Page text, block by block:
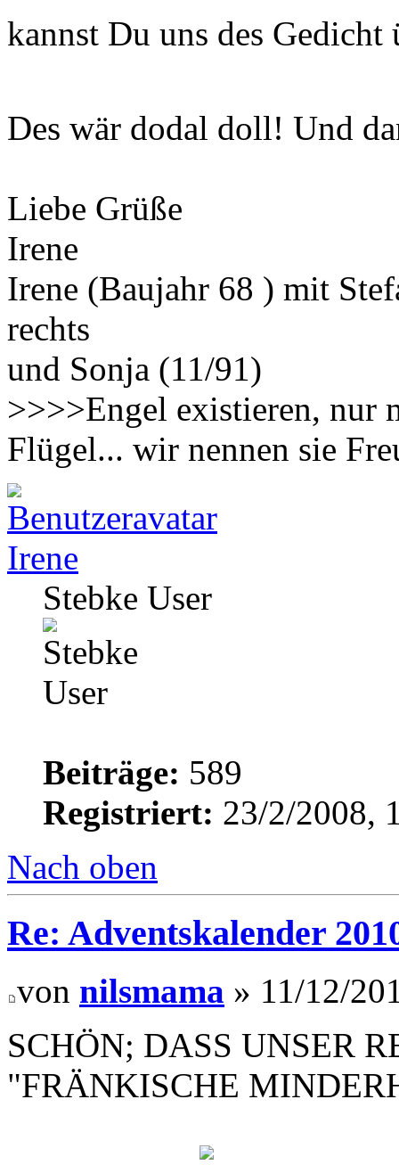
kannst Du uns des Gedicht
Des wär dodal doll! Und
Liebe Grüße
Irene
Irene (Baujahr 68 ) mit
rechts
und Sonja (11/91)
>>>>Engel existieren, nur
Flügel... wir nennen sie
Irene
Stebke User
Beiträge: 589
Registriert: 23/2/2008,
Nach oben
Re: Adventskalender
von nilsmama » 11/12/
SCHÖN; DASS UNSER
"FRÄNKISCHE